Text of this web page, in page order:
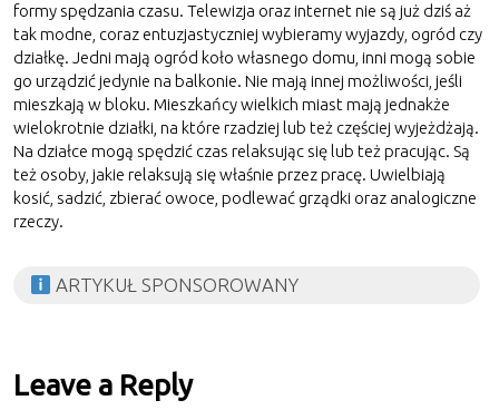
formy spędzania czasu. Telewizja oraz internet nie są już dziś aż
tak modne, coraz entuzjastyczniej wybieramy wyjazdy, ogród czy
działkę. Jedni mają ogród koło własnego domu, inni mogą sobie
go urządzić jedynie na balkonie. Nie mają innej możliwości, jeśli
mieszkają w bloku. Mieszkańcy wielkich miast mają jednakże
wielokrotnie działki, na które rzadziej lub też częściej wyjeżdżają.
Na działce mogą spędzić czas relaksując się lub też pracując. Są
też osoby, jakie relaksują się właśnie przez pracę. Uwielbiają
kosić, sadzić, zbierać owoce, podlewać grządki oraz analogiczne
rzeczy.
ARTYKUŁ SPONSOROWANY
Leave a Reply